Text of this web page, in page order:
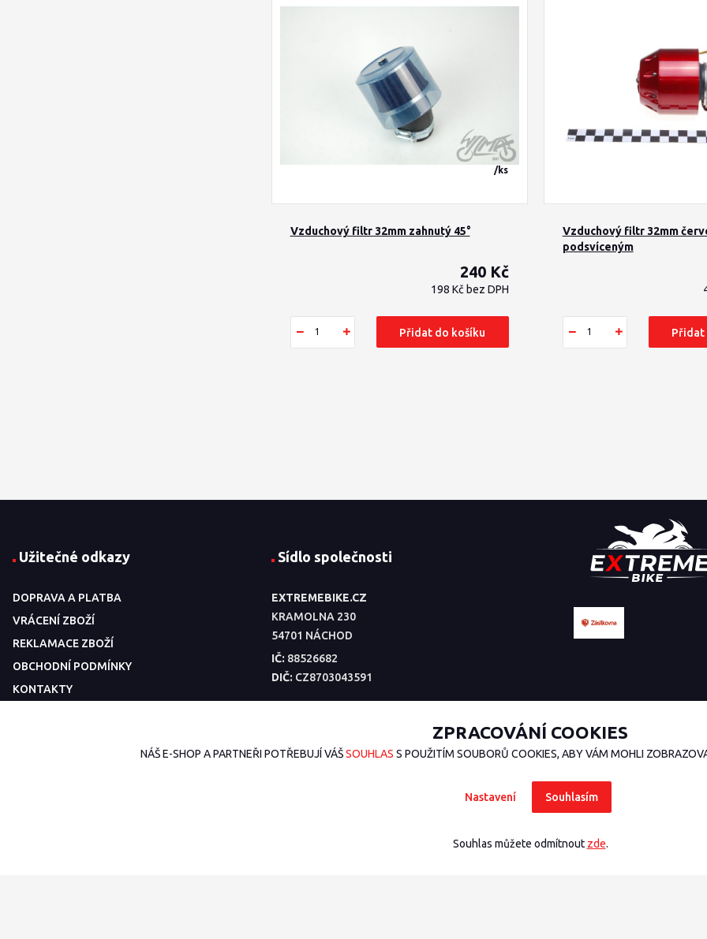
Vzduchový filtr 32mm zahnutý 45°
240 Kč
/ks
198 Kč bez DPH
Přidat do košíku
Vzduchový filtr 32mm
podsvíceným
Přidat
Užitečné odkazy
DOPRAVA A PLATBA
VRÁCENÍ ZBOŽÍ
REKLAMACE ZBOŽÍ
OBCHODNÍ PODMÍNKY
KONTAKTY
Sídlo společnosti
EXTREMEBIKE.CZ
KRAMOLNA 230
54701 NÁCHOD
IČ: 88526682
DIČ: CZ8703043591
ZPRACOVÁNÍ COOKIES
NÁŠ E-SHOP A PARTNEŘI POTŘEBUJÍ VÁŠSOUHLAS S POUŽITÍM SOUBORŮ COOKIES, ABY VÁM MOHLI
Nastavení Souhlasím
Souhlas můžete odmítnout zde.